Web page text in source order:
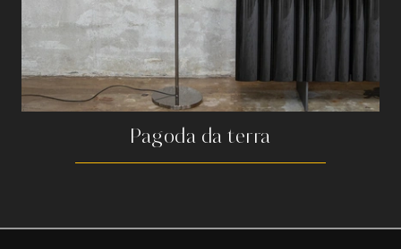
Pagoda da terra